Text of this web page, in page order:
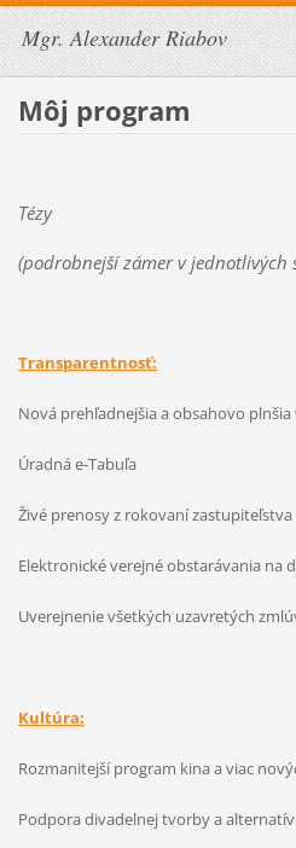
Mgr. Alexander Riabov
Môj program
Tézy
(podrobnejší zámer v jednotlivých
Transparentnosť:
Nová prehľadnejšia a obsahovo
Úradná e-Tabuľa
Živé prenosy z rokovaní zastupiteľstva
Elektronické verejné obstarávania na
Uverejnenie všetkých uzavretých
Kultúra:
Rozmanitejší program kina a viac
Podpora divadelnej tvorby a